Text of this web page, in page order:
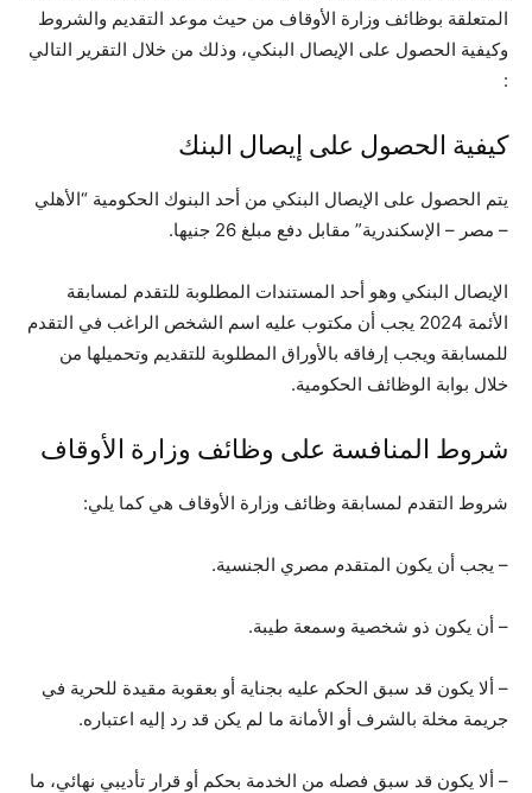
المتعلقة بوظائف وزارة الأوقاف من حيث موعد التقديم والشروط
وكيفية الحصول على الإيصال البنكي، وذلك من خلال التقرير التالي
:
كيفية الحصول على إيصال البنك
يتم الحصول على الإيصال البنكي من أحد البنوك الحكومية “الأهلي
– مصر – الإسكندرية” مقابل دفع مبلغ 26 جنيها.
الإيصال البنكي وهو أحد المستندات المطلوبة للتقدم لمسابقة
الأئمة 2024 يجب أن مكتوب عليه اسم الشخص الراغب في التقدم
للمسابقة ويجب إرفاقه بالأوراق المطلوبة للتقديم وتحميلها من
خلال بوابة الوظائف الحكومية.
شروط المنافسة على وظائف وزارة الأوقاف
شروط التقدم لمسابقة وظائف وزارة الأوقاف هي كما يلي:
– يجب أن يكون المتقدم مصري الجنسية.
– أن يكون ذو شخصية وسمعة طيبة.
– ألا يكون قد سبق الحكم عليه بجناية أو بعقوبة مقيدة للحرية في
جريمة مخلة بالشرف أو الأمانة ما لم يكن قد رد إليه اعتباره.
– ألا يكون قد سبق فصله من الخدمة بحكم أو قرار تأديبي نهائي، ما